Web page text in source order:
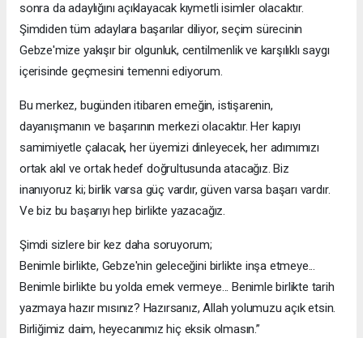
sonra da adaylığını açıklayacak kıymetli isimler olacaktır.
Şimdiden tüm adaylara başarılar diliyor, seçim sürecinin
Gebze'mize yakışır bir olgunluk, centilmenlik ve karşılıklı saygı
içerisinde geçmesini temenni ediyorum.
Bu merkez, bugünden itibaren emeğin, istişarenin,
dayanışmanın ve başarının merkezi olacaktır. Her kapıyı
samimiyetle çalacak, her üyemizi dinleyecek, her adımımızı
ortak akıl ve ortak hedef doğrultusunda atacağız. Biz
inanıyoruz ki; birlik varsa güç vardır, güven varsa başarı vardır.
Ve biz bu başarıyı hep birlikte yazacağız.
Şimdi sizlere bir kez daha soruyorum;
Benimle birlikte, Gebze'nin geleceğini birlikte inşa etmeye...
Benimle birlikte bu yolda emek vermeye... Benimle birlikte tarih
yazmaya hazır mısınız? Hazırsanız, Allah yolumuzu açık etsin.
Birliğimiz daim, heyecanımız hiç eksik olmasın.”